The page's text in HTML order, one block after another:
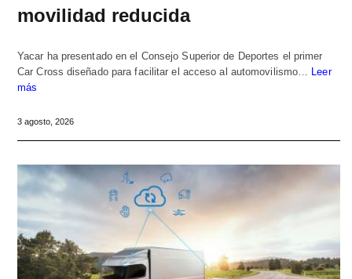
movilidad reducida
Yacar ha presentado en el Consejo Superior de Deportes el primer
Car Cross diseñado para facilitar el acceso al automovilismo… Leer
más
3 agosto, 2026